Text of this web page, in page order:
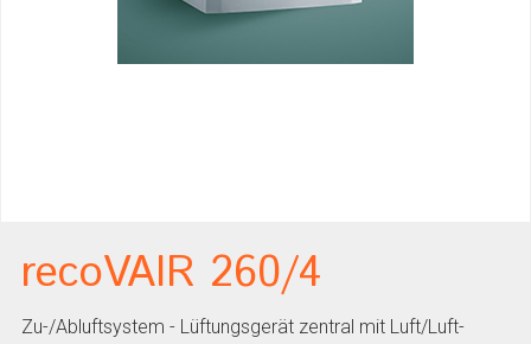
recoVAIR 260/4
Zu-/Abluftsystem - Lüftungsgerät zentral mit Luft/Luft-